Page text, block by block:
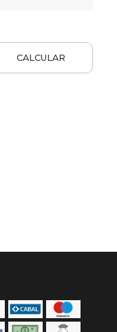
CALCULAR